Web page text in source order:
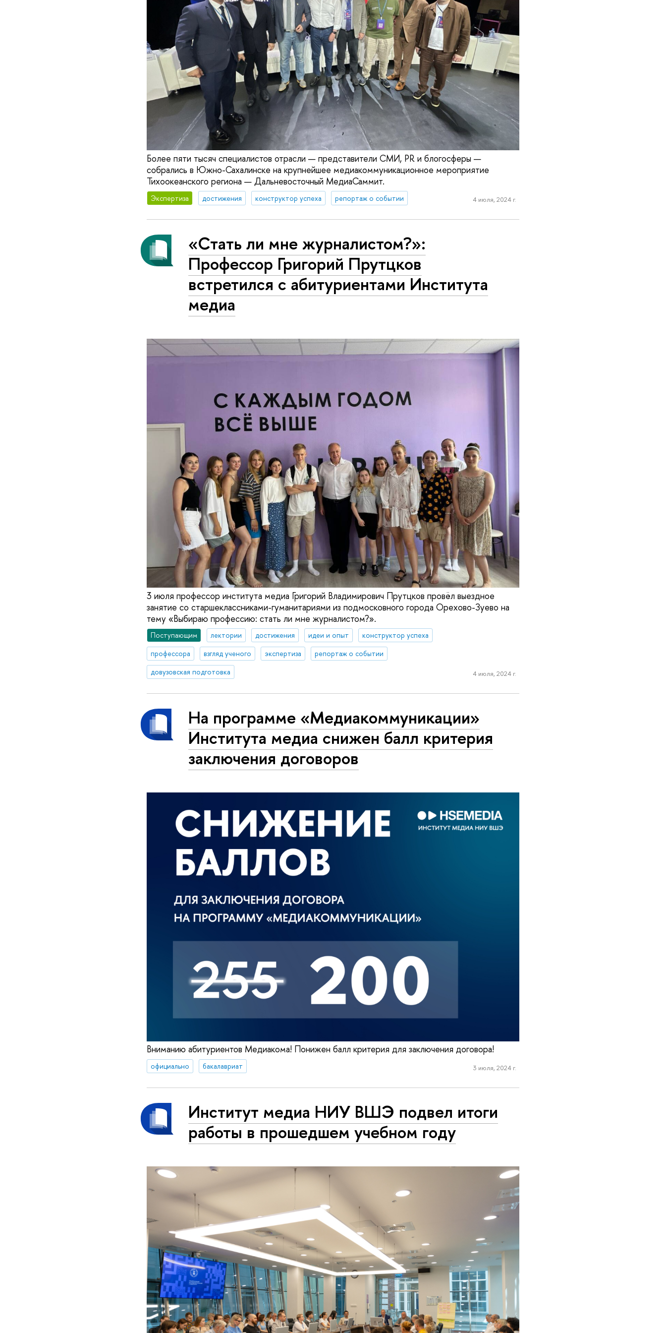
Более пяти тысяч специалистов отрасли — представители СМИ, PR и блогосферы —
собрались в Южно-Сахалинске на крупнейшее медиакоммуникационное мероприятие
Тихоокеанского региона — Дальневосточный МедиаСаммит.
Экспертиза достижения конструктор успеха репортаж о событии 4 июля, 2024 г.
«Стать ли мне журналистом?»:
Профессор Григорий Прутцков
встретился с абитуриентами Института
медиа
3 июля профессор института медиа Григорий Владимирович Прутцков провёл выездное
занятие со старшеклассниками-гуманитариями из подмосковного города Орехово-Зуево на
тему «Выбираю профессию: стать ли мне журналистом?».
Поступающим лектории достижения идеи и опыт
конструктор успеха
профессора
взгляд ученого экспертиза
репортаж о событии
довузовская подготовка
4 июля, 2024 г.
На программе «Медиакоммуникации»
Института медиа снижен балл критерия
заключения договоров
Вниманию абитуриентов Медиакома! Понижен балл критерия для заключения договора!
официально бакалавриат 3 июля, 2024 г.
Институт медиа НИУ ВШЭ подвел итоги
работы в прошедшем учебном году